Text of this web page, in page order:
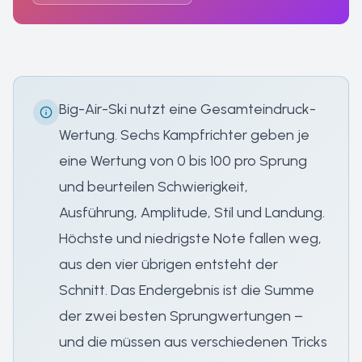
Big-Air-Ski nutzt eine Gesamteindruck-
Wertung. Sechs Kampfrichter geben je
eine Wertung von 0 bis 100 pro Sprung
und beurteilen Schwierigkeit,
Ausführung, Amplitude, Stil und Landung.
Höchste und niedrigste Note fallen weg,
aus den vier übrigen entsteht der
Schnitt. Das Endergebnis ist die Summe
der zwei besten Sprungwertungen –
und die müssen aus verschiedenen Tricks